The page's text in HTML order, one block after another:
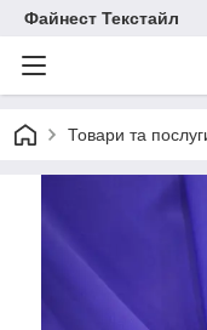
Файнест Текстайл
Товари та